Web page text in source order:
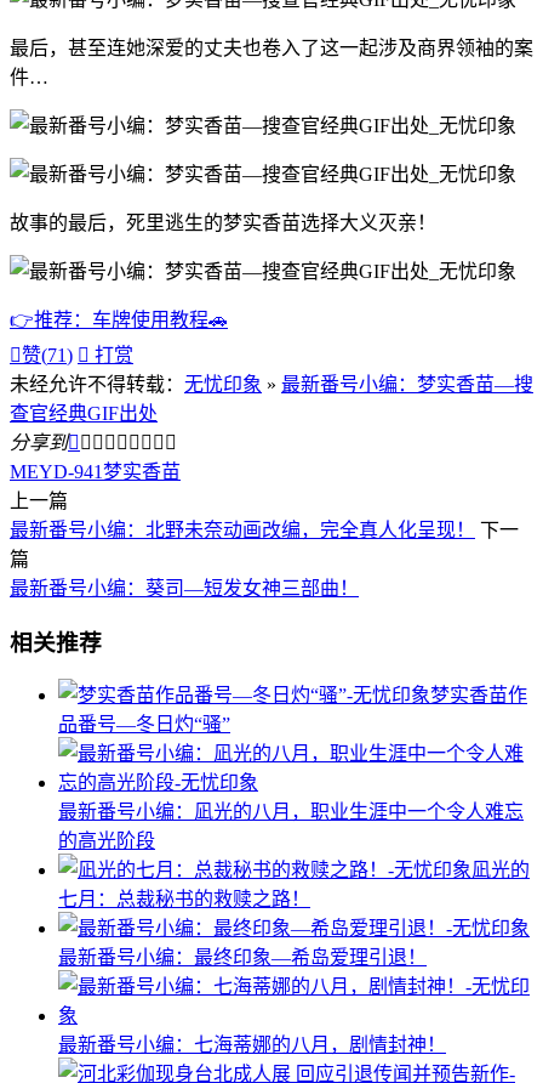
最后，甚至连她深爱的丈夫也卷入了这一起涉及商界领袖的案
件…
故事的最后，死里逃生的梦实香苗选择大义灭亲！
👉推荐：车牌使用教程🚗
赞(71)  打赏
未经允许不得转载： 无忧印象 » 最新番号小编：梦实香苗—搜
查官经典GIF出处
分享到        
MEYD-941梦实香苗
上一篇
最新番号小编：北野未奈动画改编，完全真人化呈现！
下一
篇
最新番号小编：葵司—短发女神三部曲！
相关推荐
梦实香苗作
品番号—冬日灼“骚”
最新番号小编：凪光的八月，职业生涯中一个令人难忘
的高光阶段
凪光的
七月：总裁秘书的救赎之路！
最新番号小编：最终印象—希岛爱理引退！
最新番号小编：七海蒂娜的八月，剧情封神！